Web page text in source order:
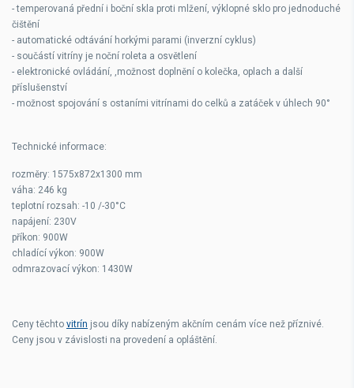
- temperovaná přední i boční skla proti mlžení, výklopné sklo pro jednoduché
čištění
- automatické odtávání horkými parami (inverzní cyklus)
- součástí vitríny je noční roleta a osvětlení
- elektronické ovládání, ,možnost doplnění o kolečka, oplach a další
příslušenství
- možnost spojování s ostaními vitrínami do celků a zatáček v úhlech 90°
Technické informace:
rozměry: 1575x872x1300 mm
váha: 246 kg
teplotní rozsah: -10 /-30°C
napájení: 230V
příkon: 900W
chladící výkon: 900W
odmrazovací výkon: 1430W
Ceny těchto vitrín jsou díky nabízeným akčním cenám více než příznivé.
Ceny jsou v závislosti na provedení a opláštění.